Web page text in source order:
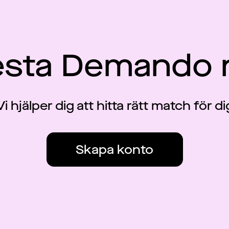
Demando
hjälper dig att hitta rätt match för
Skapa konto